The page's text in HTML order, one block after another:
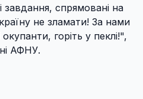
завдання, спрямовані на
не зламати! За нами
горіть у пеклі!",
АФНУ.